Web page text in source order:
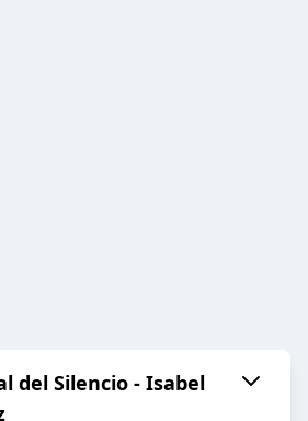
del Silencio - Isabel